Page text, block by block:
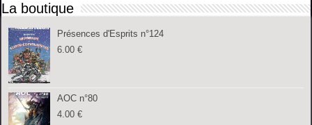
La boutique
Présences d'Esprits n°124
6.00€
AOC n°80
4.00€